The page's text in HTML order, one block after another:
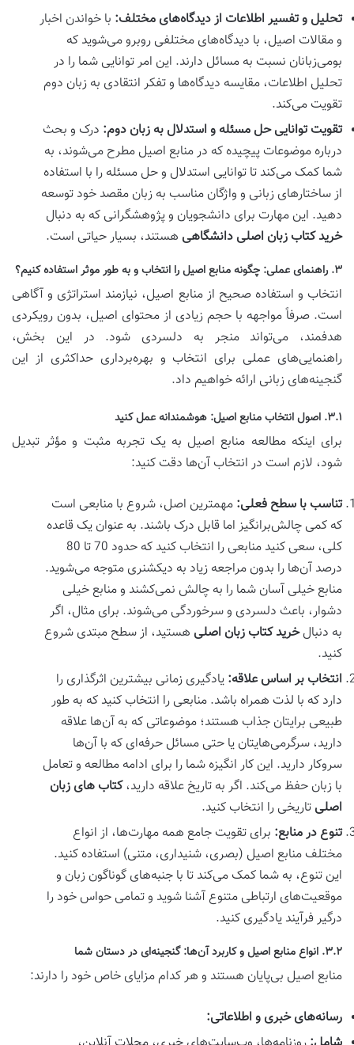
تحلیل و تفسیر اطلاعات از دیدگاه‌های مختلف: با خواندن اخبار
و مقالات اصیل، با دیدگاه‌های مختلفی روبرو می‌شوید که
بومی‌زبانان نسبت به مسائل دارند. این امر توانایی شما را در
تحلیل اطلاعات، مقایسه دیدگاه‌ها و تفکر انتقادی به زبان دوم
تقویت می‌کند.
تقویت توانایی حل مسئله و استدلال به زبان دوم: درک و بحث
درباره موضوعات پیچیده که در منابع اصیل مطرح می‌شوند، به
شما کمک می‌کند تا توانایی استدلال و حل مسئله را با استفاده
از ساختارهای زبانی و واژگان مناسب به زبان مقصد خود توسعه
دهید. این مهارت برای دانشجویان و پژوهشگرانی که به دنبال
خرید کتاب زبان اصلی دانشگاهی هستند، بسیار حیاتی است.
۳. راهنمای عملی: چگونه منابع اصیل را انتخاب و به طور موثر استفاده کنیم؟
انتخاب و استفاده صحیح از منابع اصیل، نیازمند استراتژی و آگاهی
است. صرفاً مواجهه با حجم زیادی از محتوای اصیل، بدون رویکردی
هدفمند، می‌تواند منجر به دلسردی شود. در این بخش،
راهنمایی‌های عملی برای انتخاب و بهره‌برداری حداکثری از این
گنجینه‌های زبانی ارائه خواهیم داد.
۳.۱. اصول انتخاب منابع اصیل: هوشمندانه عمل کنید
برای اینکه مطالعه منابع اصیل به یک تجربه مثبت و مؤثر تبدیل
شود، لازم است در انتخاب آن‌ها دقت کنید:
تناسب با سطح فعلی: مهمترین اصل، شروع با منابعی است
که کمی چالش‌برانگیز اما قابل درک باشند. به عنوان یک قاعده
کلی، سعی کنید منابعی را انتخاب کنید که حدود 70 تا 80
درصد آن‌ها را بدون مراجعه زیاد به دیکشنری متوجه می‌شوید.
منابع خیلی آسان شما را به چالش نمی‌کشند و منابع خیلی
دشوار، باعث دلسردی و سرخوردگی می‌شوند. برای مثال، اگر
به دنبالخرید کتاب زبان اصلی هستید، از سطح مبتدی شروع
کنید.
انتخاب بر اساس علاقه: یادگیری زمانی بیشترین اثرگذاری را
دارد که با لذت همراه باشد. منابعی را انتخاب کنید که به طور
طبیعی برایتان جذاب هستند؛ موضوعاتی که به آن‌ها علاقه
دارید، سرگرمی‌هایتان یا حتی مسائل حرفه‌ای که با آن‌ها
سروکار دارید. این کار انگیزه شما را برای ادامه مطالعه و تعامل
با زبان حفظ می‌کند. اگر به تاریخ علاقه دارید،کتاب های زبان
اصلی تاریخی را انتخاب کنید.
تنوع در منابع: برای تقویت جامع همه مهارت‌ها، از انواع
مختلف منابع اصیل (بصری، شنیداری، متنی) استفاده کنید.
این تنوع، به شما کمک می‌کند تا با جنبه‌های گوناگون زبان و
موقعیت‌های ارتباطی متنوع آشنا شوید و تمامی حواس خود را
درگیر فرآیند یادگیری کنید.
۳.۲. انواع منابع اصیل و کاربرد آن‌ها: گنجینه‌ای در دستان شما
منابع اصیل بی‌پایان هستند و هر کدام مزایای خاص خود را دارند:
رسانه‌های خبری و اطلاعاتی: